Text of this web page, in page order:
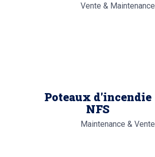
Vente & Maintenance
Poteaux d'incendie
NFS
Maintenance & Vente